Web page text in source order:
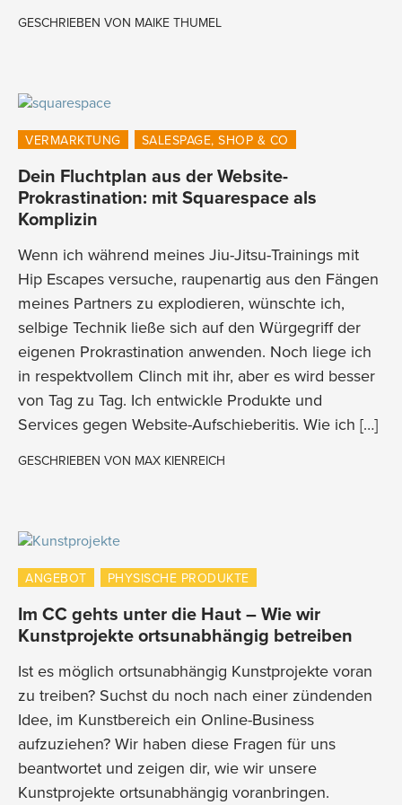
GESCHRIEBEN VON MAIKE THUMEL
VERMARKTUNG SALESPAGE, SHOP & CO
Dein Fluchtplan aus der Website-
Prokrastination: mit Squarespace als
Komplizin
Wenn ich während meines Jiu-Jitsu-Trainings mit
Hip Escapes versuche, raupenartig aus den Fängen
meines Partners zu explodieren, wünschte ich,
selbige Technik ließe sich auf den Würgegriff der
eigenen Prokrastination​​​​​​​ anwenden. Noch liege ich
in respektvollem Clinch mit ihr, aber es wird besser
von Tag zu Tag. Ich entwickle Produkte und
Services gegen Website-Aufschieberitis. Wie ich […]
GESCHRIEBEN VON MAX KIENREICH
ANGEBOT PHYSISCHE PRODUKTE
Im CC gehts unter die Haut – Wie wir
Kunstprojekte ortsunabhängig betreiben
Ist es möglich ortsunabhängig Kunstprojekte voran
zu treiben? Suchst du noch nach einer zündenden
Idee, im Kunstbereich ein Online-Business
aufzuziehen? Wir haben diese Fragen für uns
beantwortet und zeigen dir, wie wir unsere
Kunstprojekte ortsunabhängig voranbringen.